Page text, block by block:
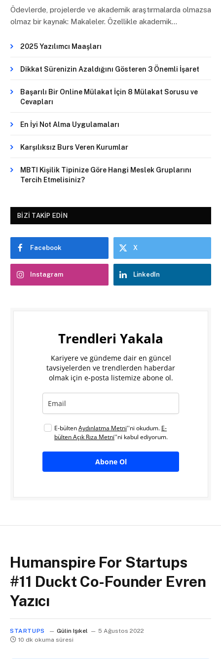
Ödevlerde, projelerde ve akademik araştırmalarda olmazsa
olmaz bir kaynak: Makaleler. Özellikle akademik…
2025 Yazılımcı Maaşları
Dikkat Sürenizin Azaldığını Gösteren 3 Önemli İşaret
Başarılı Bir Online Mülakat İçin 8 Mülakat Sorusu ve
Cevapları
En İyi Not Alma Uygulamaları
Karşılıksız Burs Veren Kurumlar
MBTI Kişilik Tipinize Göre Hangi Meslek Gruplarını
Tercih Etmelisiniz?
BIZI TAKIP EDIN
Facebook X
Instagram LinkedIn
Trendleri Yakala
Kariyere ve gündeme dair en güncel
tavsiyelerden ve trendlerden haberdar
olmak için e-posta listemize abone ol.
E-bültenAydınlatma Metni''ni okudum. E-
bülten Açık Rıza Metni''ni kabul ediyorum.
Abone Ol
Humanspire For Startups
#11 Duckt Co-Founder Evren
Yazıcı
STARTUPS Gülin Işıkel
5 Ağustos 2022
10 dk okuma süresi